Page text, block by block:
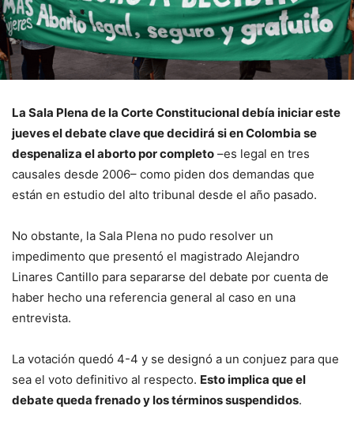
La Sala Plena de la Corte Constitucional debía iniciar este
jueves el debate clave que decidirá si en Colombia se
despenaliza el aborto por completo –es legal en tres
causales desde 2006– como piden dos demandas que
están en estudio del alto tribunal desde el año pasado.
No obstante, la Sala Plena no pudo resolver un
impedimento que presentó el magistrado Alejandro
Linares Cantillo para separarse del debate por cuenta de
haber hecho una referencia general al caso en una
entrevista.
La votación quedó 4-4 y se designó a un conjuez para que
sea el voto definitivo al respecto. Esto implica que el
debate queda frenado y los términos suspendidos.